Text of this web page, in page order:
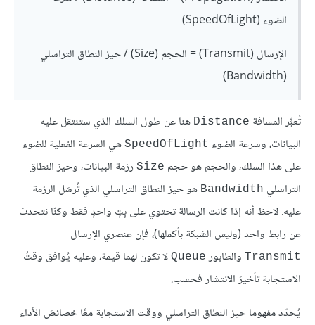
الضوء (SpeedOfLight)
الإرسال (Transmit) = الحجم (Size) / حيز النطاق التراسلي
(Bandwidth)
تُعبِّر المسافة Distance هنا عن طول السلك الذي ستنتقل عليه
البيانات، وسرعة الضوء SpeedOfLight هي السرعة الفعلية للضوء
على هذا السلك، والحجم هو حجم Size رزمة البيانات، وحيز النطاق
التراسلي Bandwidth هو حيز النطاق التراسلي الذي تُرسَل الرزمة
عليه. لاحظ أنه إذا كانت الرسالة تحتوي على بِتٍ واحدٍ فقط وكنّا نتحدث
عن رابط واحد (وليس الشبكة بأكملها)، فإن عنصري الإرسال
Transmit والطابور Queue لا تكون لهما قيمة، وعليه يُوافق وقتُ
الاستجابة تأخيرَ الانتشار فحسب.
يُحدّد مفهوما حيز النطاق التراسلي ووقت الاستجابة معًا خصائصَ الأداء